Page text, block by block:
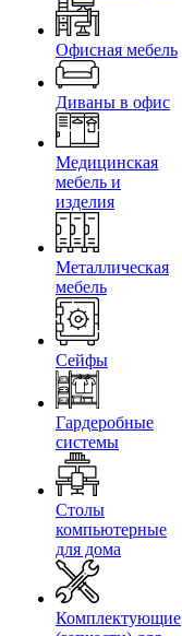
Офисная мебель
Диваны в офис
Медицинская
мебель и
изделия
Металлическая
мебель
Сейфы
Гардеробные
системы
Столы
компьютерные
для дома
Комплектующие